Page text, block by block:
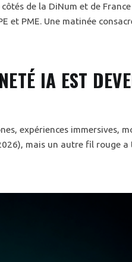
de la DiNum et de
PME. Une matinée
IA EST
expériences immersives,
mais un autre fil rouge a